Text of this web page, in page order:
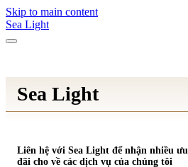
Skip to main content
Sea Light
Sea Light
Liên hệ với Sea Light để nhận nhiều ưu
đãi cho về các dịch vụ của chúng tôi